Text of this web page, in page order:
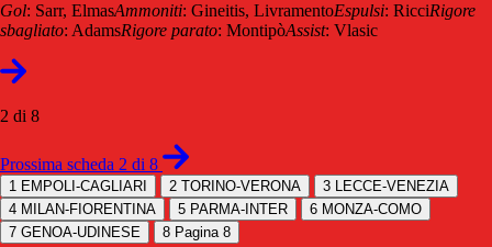
Gol: Sarr, ElmasAmmoniti: Gineitis, LivramentoEspulsi: RicciRigore
sbagliato: AdamsRigore parato: MontipòAssist: Vlasic
2 di 8
Prossima scheda 2 di 8
1 EMPOLI-CAGLIARI 2 TORINO-VERONA 3 LECCE-VENEZIA
4 MILAN-FIORENTINA 5 PARMA-INTER 6 MONZA-COMO
7 GENOA-UDINESE 8 Pagina 8